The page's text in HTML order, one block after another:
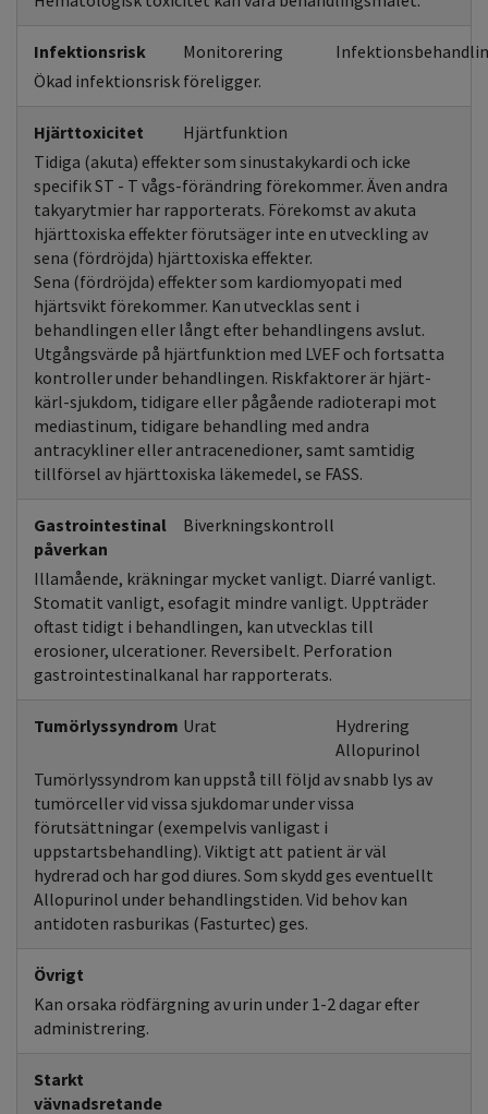
Infektionsrisk Monitorering
Ökad infektionsrisk föreligger.
Hjärttoxicitet
Hjärtfunktion
Tidiga (akuta) effekter som sinustakykardi och icke
specifik ST - T vågs-förändring förekommer. Även andra
takyarytmier har rapporterats. Förekomst av akuta
hjärttoxiska effekter förutsäger inte en utveckling av
sena (fördröjda) hjärttoxiska effekter.
Sena (fördröjda) effekter som kardiomyopati med
hjärtsvikt förekommer. Kan utvecklas sent i
behandlingen eller långt efter behandlingens avslut.
Utgångsvärde på hjärtfunktion med LVEF och fortsatta
kontroller under behandlingen. Riskfaktorer är hjärt-
kärl-sjukdom, tidigare eller pågående radioterapi mot
mediastinum, tidigare behandling med andra
antracykliner eller antracenedioner, samt samtidig
tillförsel av hjärttoxiska läkemedel, se FASS.
Gastrointestinal
påverkan
Biverkningskontroll
Illamående, kräkningar mycket vanligt. Diarré vanligt.
Stomatit vanligt, esofagit mindre vanligt. Uppträder
oftast tidigt i behandlingen, kan utvecklas till
erosioner, ulcerationer. Reversibelt. Perforation
gastrointestinalkanal har rapporterats.
Tumörlyssyndrom Urat
Hydrering
Allopurinol
Tumörlyssyndrom kan uppstå till följd av snabb lys av
tumörceller vid vissa sjukdomar under vissa
förutsättningar (exempelvis vanligast i
uppstartsbehandling). Viktigt att patient är väl
hydrerad och har god diures. Som skydd ges eventuellt
Allopurinol under behandlingstiden. Vid behov kan
antidoten rasburikas (Fasturtec) ges.
Övrigt
Kan orsaka rödfärgning av urin under 1-2 dagar efter
administrering.
Starkt
vävnadsretande